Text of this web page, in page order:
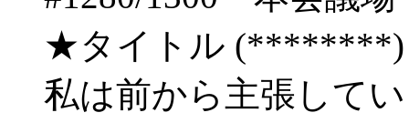
★タイトル (********)
私は前から主張して